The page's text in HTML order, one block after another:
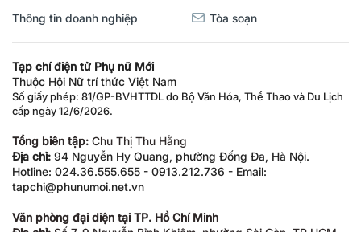
Thông tin doanh nghiệp Tòa soạn
Tạp chí điện tử Phụ nữ Mới
Thuộc Hội Nữ trí thức Việt Nam
Số giấy phép: 81/GP-BVHTTDL do Bộ Văn Hóa, Thể Thao và Du Lịch
cấp ngày 12/6/2026.
Tổng biên tập: Chu Thị Thu Hằng
Địa chỉ: 94 Nguyễn Hy Quang, phường Đống Đa, Hà Nội.
Hotline: 024.36.555.655 - 0913.212.736 - Email:
tapchi@phunumoi.net.vn
Văn phòng đại diện tại TP. Hồ Chí Minh